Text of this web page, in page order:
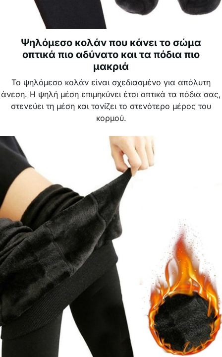
Ψηλόμεσο κολάν που κάνει το σώμα
οπτικά πιο αδύνατο και τα πόδια πιο
μακριά
Το ψηλόμεσο κολάν είναι σχεδιασμένο για απόλυτη
άνεση. Η ψηλή μέση επιμηκύνει έτσι οπτικά τα πόδια σας,
στενεύει τη μέση και τονίζει το στενότερο μέρος του
κορμού.